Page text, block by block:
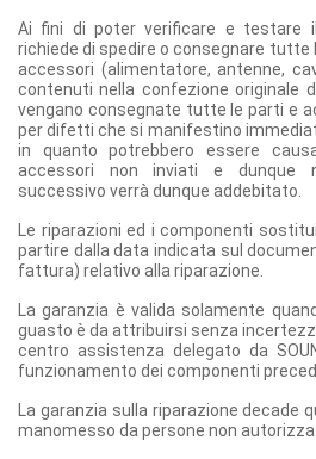
Ai fini di poter verificare e testare
richiede di spedire o consegnare tutte
accessori (alimentatore, antenne,
contenuti nella confezione originale
vengano consegnate tutte le parti e
per difetti che si manifestino
in quanto potrebbero essere
accessori non inviati e dunque
successivo verrà dunque addebitato.
Le riparazioni ed i componenti
partire dalla data indicata sul
fattura) relativo alla riparazione.
La garanzia è valida solamente
guasto è da attribuirsi senza
centro assistenza delegato da
funzionamento dei componenti
La garanzia sulla riparazione decade
manomesso da persone non